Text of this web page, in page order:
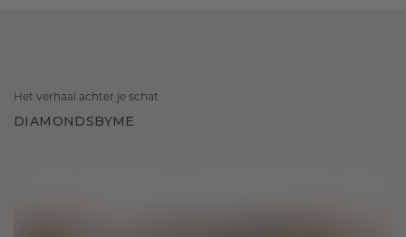
Het verhaal achter je schat
DIAMONDSBYME